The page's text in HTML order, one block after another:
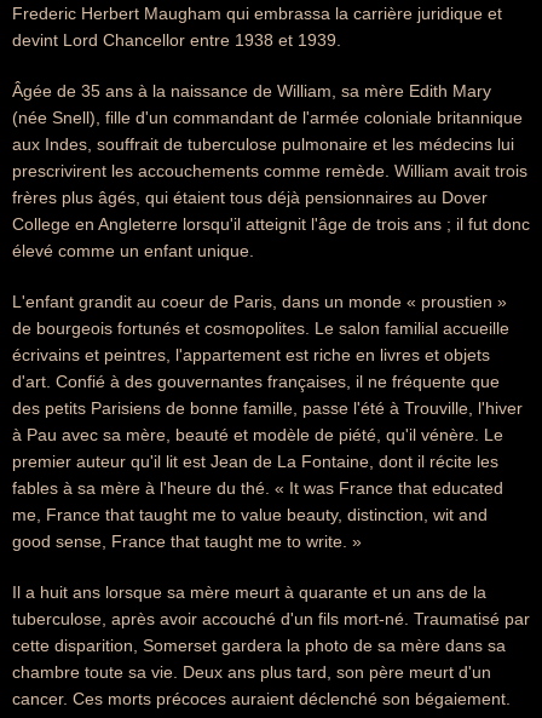
Frederic Herbert Maugham qui embrassa la carrière juridique et
devint Lord Chancellor entre 1938 et 1939.
Âgée de 35 ans à la naissance de William, sa mère Edith Mary
(née Snell), fille d'un commandant de l'armée coloniale britannique
aux Indes, souffrait de tuberculose pulmonaire et les médecins lui
prescrivirent les accouchements comme remède. William avait trois
frères plus âgés, qui étaient tous déjà pensionnaires au Dover
College en Angleterre lorsqu'il atteignit l'âge de trois ans ; il fut donc
élevé comme un enfant unique.
L'enfant grandit au coeur de Paris, dans un monde « proustien »
de bourgeois fortunés et cosmopolites. Le salon familial accueille
écrivains et peintres, l'appartement est riche en livres et objets
d'art. Confié à des gouvernantes françaises, il ne fréquente que
des petits Parisiens de bonne famille, passe l'été à Trouville, l'hiver
à Pau avec sa mère, beauté et modèle de piété, qu'il vénère. Le
premier auteur qu'il lit est Jean de La Fontaine, dont il récite les
fables à sa mère à l'heure du thé. « It was France that educated
me, France that taught me to value beauty, distinction, wit and
good sense, France that taught me to write. »
Il a huit ans lorsque sa mère meurt à quarante et un ans de la
tuberculose, après avoir accouché d'un fils mort-né. Traumatisé par
cette disparition, Somerset gardera la photo de sa mère dans sa
chambre toute sa vie. Deux ans plus tard, son père meurt d'un
cancer. Ces morts précoces auraient déclenché son bégaiement.